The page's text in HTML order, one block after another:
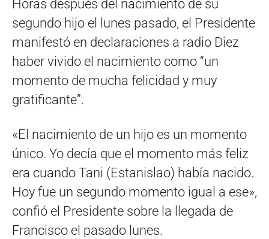
Horas después del nacimiento de su
segundo hijo el lunes pasado, el Presidente
manifestó en declaraciones a radio Diez
haber vivido el nacimiento como “un
momento de mucha felicidad y muy
gratificante”.
«El nacimiento de un hijo es un momento
único. Yo decía que el momento más feliz
era cuando Tani (Estanislao) había nacido.
Hoy fue un segundo momento igual a ese»,
confió el Presidente sobre la llegada de
Francisco el pasado lunes.